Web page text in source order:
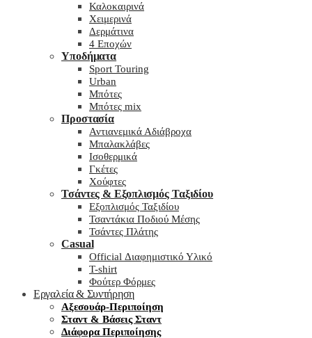
Καλοκαιρινά
Χειμερινά
Δερμάτινα
4 Εποχών
Υποδήματα
Sport Touring
Urban
Μπότες
Μπότες mix
Προστασία
Αντιανεμικά Αδιάβροχα
Μπαλακλάβες
Ισοθερμικά
Γκέτες
Χούφτες
Τσάντες & Εξοπλισμός Ταξιδίου
Εξοπλισμός Ταξιδίου
Τσαντάκια Ποδιού Μέσης
Τσάντες Πλάτης
Casual
Official Διαφημιστικό Υλικό
T-shirt
Φούτερ Φόρμες
Εργαλεία & Συντήρηση
Αξεσουάρ-Περιποίηση
Σταντ & Βάσεις Σταντ
Διάφορα Περιποίησης